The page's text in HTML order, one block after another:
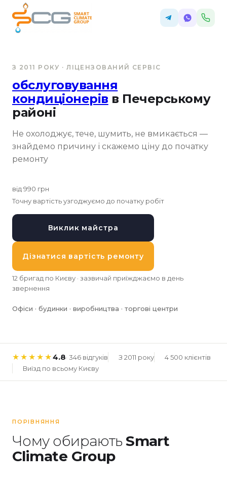
З 2011 РОКУ · ЛІЦЕНЗОВАНИЙ СЕРВІС
обслуговування
кондиціонерів в Печерському
районі
Не охолоджує, тече, шумить, не вмикається —
знайдемо причину і скажемо ціну до початку
ремонту
від 990 грн
Точну вартість узгоджуємо до початку робіт
Виклик майстра
Дізнатися вартість ремонту
12 бригад по Києву · зазвичай приїжджаємо в день
звернення
Офіси · будинки · виробництва · торгові центри
★★★★★4.8· 346 відгуків З 2011 року
4 500 клієнтів
Виїзд по всьому Києву
ПОРІВНЯННЯ
Чому обираютьSmart
Climate Group